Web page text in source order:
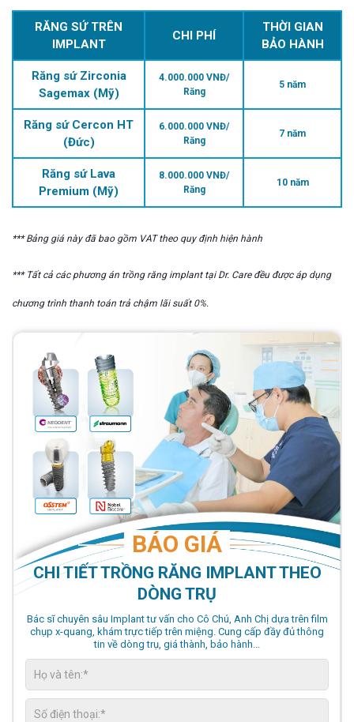
RĂNG SỨ TRÊN
IMPLANT
CHI PHÍ
THỜI GIAN
BẢO HÀNH
Răng sứ Zirconia
Sagemax (Mỹ)
4.000.000 VNĐ/
Răng
5 năm
Răng sứ Cercon HT
(Đức)
6.000.000 VNĐ/
Răng
7 năm
Răng sứ Lava
Premium (Mỹ)
8.000.000 VNĐ/
Răng
10 năm
*** Bảng giá này đã bao gồm VAT theo quy định hiện hành
*** Tất cả các phương án trồng răng implant tại Dr. Care đều được áp dụng
chương trình thanh toán trả chậm lãi suất 0%.
BÁO GIÁ
CHI TIẾT TRỒNG RĂNG IMPLANT THEO
DÒNG TRỤ
Bác sĩ chuyên sâu Implant tư vấn cho Cô Chú, Anh Chị dựa trên film
chụp x-quang, khám trực tiếp trên miệng. Cung cấp đầy đủ thông
tin về dòng trụ, giá thành, bảo hành...